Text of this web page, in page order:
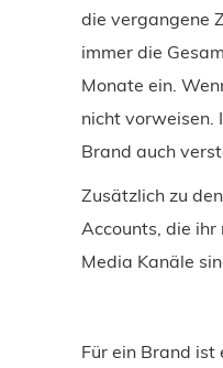
die vergangene
immer die
Monate ein.
nicht vorweisen.
Brand auch
Zusätzlich zu
Accounts, die
Media Kanäle
Für ein Brand ist